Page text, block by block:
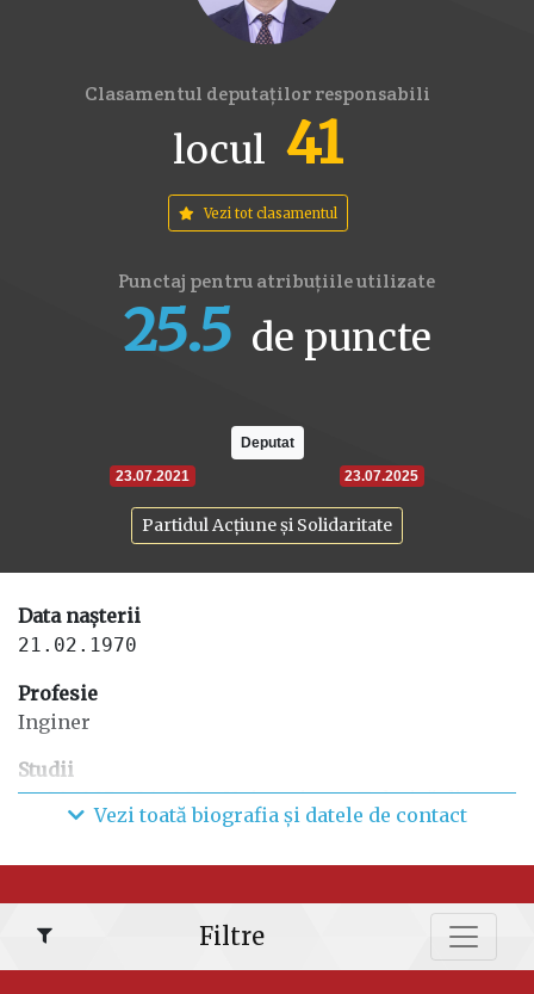
Clasamentul deputaților responsabili
locul 41
Vezi tot clasamentul
Punctaj pentru atribuțiile utilizate
25.5 de puncte
23.07.2021
Deputat
23.07.2025
Partidul Acțiune și Solidaritate
Data nașterii
21.02.1970
Profesie
Inginer
Studii
09.1987 - 06.1993 - Universitatea Tehnică din
Moldova, Inginer de sisteme;
Vezi toată biografia și datele de contact
Filtre